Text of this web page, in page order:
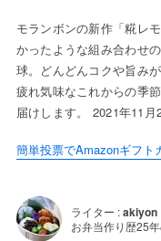
モランボンの新作「糀レ
かったような組み合わせ
球。どんどんコクや旨み
疲れ気味なこれからの季
届けします。 2021年11月
簡単投票でAmazonギフト
ライター :akiyon
お弁当作り歴25